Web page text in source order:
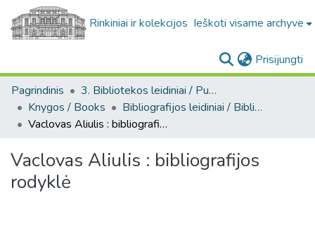
Rinkiniai ir kolekcijos Ieškoti visame archyve
Prisijungti
Pagrindinis
3. Bibliotekos leidiniai / Publications of the Library
Knygos / Books
Bibliografijos leidiniai / Bibliographic publications
Vaclovas Aliulis : bibliografijos rodyklė
Vaclovas Aliulis : bibliografijos
rodyklė